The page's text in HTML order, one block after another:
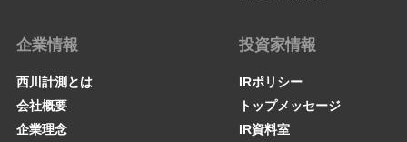
企業情報
西川計測とは
会社概要
企業理念
投資家情報
IRポリシー
トップメッセージ
IR資料室